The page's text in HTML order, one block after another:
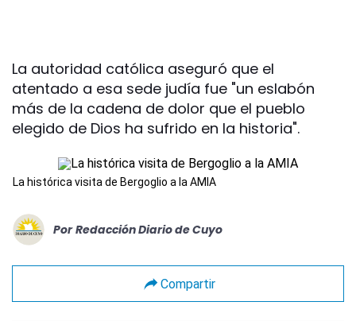
La autoridad católica aseguró que el
atentado a esa sede judía fue "un eslabón
más de la cadena de dolor que el pueblo
elegido de Dios ha sufrido en la historia".
La histórica visita de Bergoglio a la AMIA
Por Redacción Diario de Cuyo
Compartir